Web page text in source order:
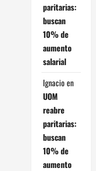
paritarias:
buscan
10% de
aumento
salarial
Ignacio en
UOM
reabre
paritarias:
buscan
10% de
aumento